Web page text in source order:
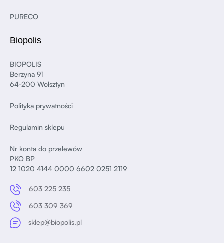
PURECO
Biopolis
BIOPOLIS
Berzyna 91
64-200 Wolsztyn
Polityka prywatności
Regulamin sklepu
Nr konta do przelewów
PKO BP
12 1020 4144 0000 6602 0251 2119
603 225 235
603 309 369
sklep@biopolis.pl